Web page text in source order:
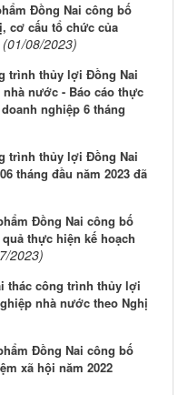
Đồng Nai công bố
cơ cấu tổ chức của
(01/08/2023)
trình thủy lợi Đồng Nai
nước - Báo cáo thực
nghiệp 6 tháng
trình thủy lợi Đồng Nai
tháng đầu năm 2023 đã
Đồng Nai công bố
thực hiện kế hoạch
2023)
thác công trình thủy lợi
nhà nước theo Nghị
Đồng Nai công bố
xã hội năm 2022